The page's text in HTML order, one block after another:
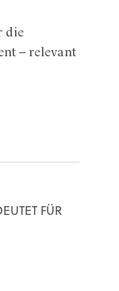
die
– relevant
FÜR